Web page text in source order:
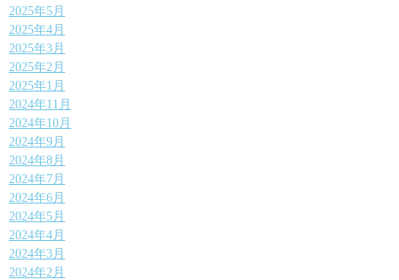
2025年5月
2025年4月
2025年3月
2025年2月
2025年1月
2024年11月
2024年10月
2024年9月
2024年8月
2024年7月
2024年6月
2024年5月
2024年4月
2024年3月
2024年2月